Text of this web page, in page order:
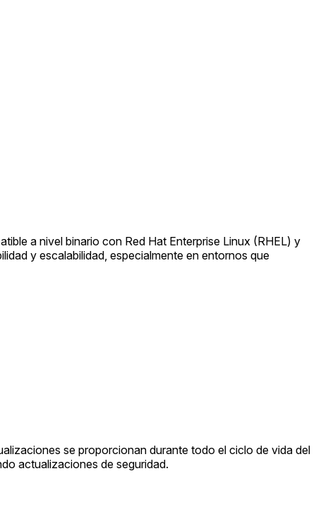
a nivel binario con Red Hat Enterprise Linux (RHEL) y
y escalabilidad, especialmente en entornos que
se proporcionan durante todo el ciclo de vida del
actualizaciones de seguridad.